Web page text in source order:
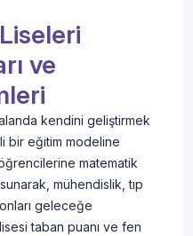
ve
kendini geliştirmek
bir eğitim modeline
matematik
mühendislik, tıp
geleceğe
taban puanı ve fen